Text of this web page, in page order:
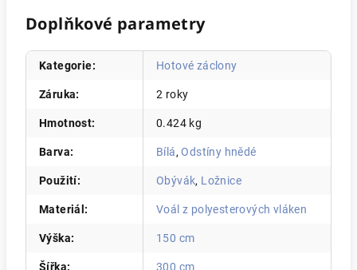
Doplňkové parametry
Kategorie: Hotové záclony
Záruka: 2 roky
Hmotnost: 0.424 kg
Barva: Bílá,Odstíny hnědé
Použití: Obývák, Ložnice
Materiál : Voál z polyesterových vláken
Výška: 150 cm
Šířka: 300 cm